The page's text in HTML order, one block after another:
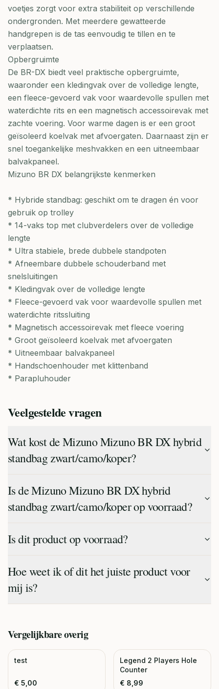
voetjes zorgt voor extra stabiliteit op verschillende
ondergronden. Met meerdere gewatteerde
handgrepen is de tas eenvoudig te tillen en te
verplaatsen.
Opbergruimte
De BR-DX biedt veel praktische opbergruimte,
waaronder een kledingvak over de volledige lengte,
een fleece-gevoerd vak voor waardevolle spullen met
waterdichte rits en een magnetisch accessoirevak met
zachte voering. Voor warme dagen is er een groot
geïsoleerd koelvak met afvoergaten. Daarnaast zijn er
snel toegankelijke meshvakken en een uitneembaar
balvakpaneel.
Mizuno BR DX belangrijkste kenmerken
* Hybride standbag: geschikt om te dragen én voor
gebruik op trolley
* 14-vaks top met clubverdelers over de volledige
lengte
* Ultra stabiele, brede dubbele standpoten
* Afneembare dubbele schouderband met
snelsluitingen
* Kledingvak over de volledige lengte
* Fleece-gevoerd vak voor waardevolle spullen met
waterdichte ritssluiting
* Magnetisch accessoirevak met fleece voering
* Groot geïsoleerd koelvak met afvoergaten
* Uitneembaar balvakpaneel
* Handschoenhouder met klittenband
* Parapluhouder
Veelgestelde vragen
Wat kost de Mizuno Mizuno BR DX hybrid
standbag zwart/camo/koper?
Is de Mizuno Mizuno BR DX hybrid
standbag zwart/camo/koper op voorraad?
Is dit product op voorraad?
Hoe weet ik of dit het juiste product voor
mij is?
Vergelijkbareoverig
test
€ 5,00
Legend 2 Players Hole
Counter
€ 8,99